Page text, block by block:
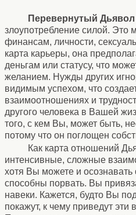
Перевернутый Дьявол
злоупотребление силой. Это
финансам, личности,
карта карьеры, она
деньгам или статусу, что
желанием. Нужды других
видимым успехом, что
взаимоотношениях и
другого человека в Вашей
того, с кем Вы, может быть,
потому что он поглощен
Как карта отношений
интенсивные, сложные
хотя Вы можете и осознавать
способны порвать. Вы
навеки. Кажется, будто Вы
покажут, к чему приведут